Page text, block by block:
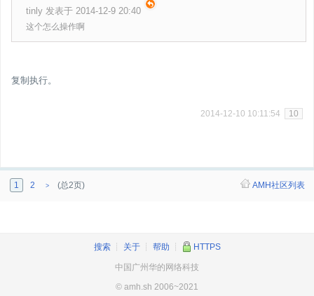
tinly 发表于 2014-12-9 20:40
这个怎么操作啊
复制执行。
2014-12-10 10:11:54 10
1 2 > (总2页) AMH社区列表
搜索┊ 关于┊ 帮助 HTTPS
中国广州华的网络科技
© amh.sh 2006~2021